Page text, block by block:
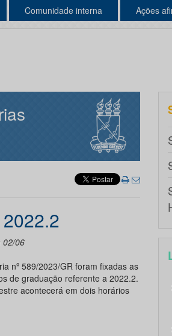
Comunidade interna Ações
02/06
nº 589/2023/GR foram fixadas as
de graduação referente a 2022.2.
acontecerá em dois horários